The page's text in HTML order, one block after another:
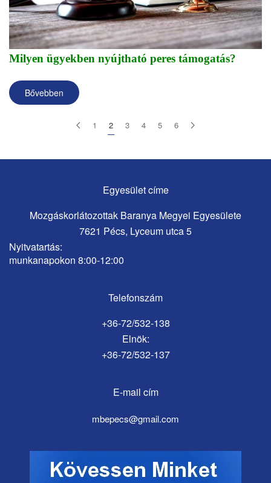
Milyen ügyekben nyújtható peres támogatás?
Bővebben
1 2 3 4 5 6
Egyesület címe
Mozgáskorlátozottak Baranya Megyei Egyesülete
7621 Pécs, Lyceum utca 5
Nyitvatartás:
munkanapokon 8:00-12:00
Telefonszám
+36-72/532-138
Elnök:
+36-72/532-137
E-mail cím
mbepecs@gmail.com